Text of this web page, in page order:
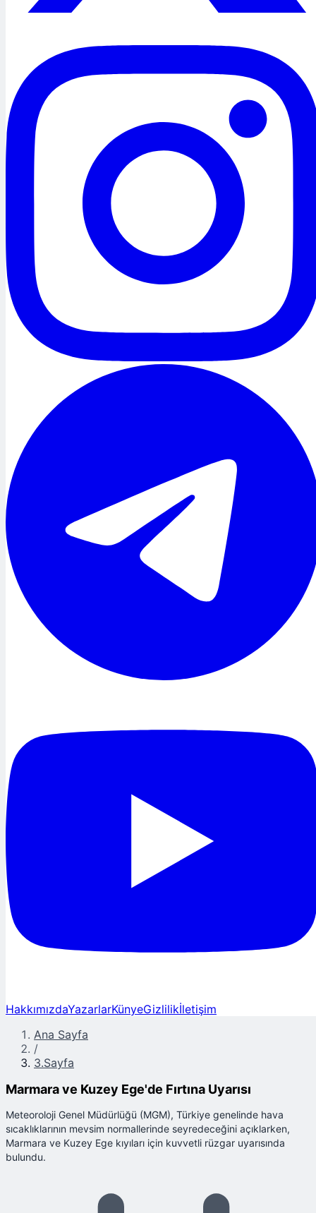
HakkımızdaYazarlarKünyeGizlilikİletişim
Ana Sayfa
/
3.Sayfa
Marmara ve Kuzey Ege'de Fırtına Uyarısı
Meteoroloji Genel Müdürlüğü (MGM), Türkiye genelinde hava
sıcaklıklarının mevsim normallerinde seyredeceğini açıklarken,
Marmara ve Kuzey Ege kıyıları için kuvvetli rüzgar uyarısında
bulundu.